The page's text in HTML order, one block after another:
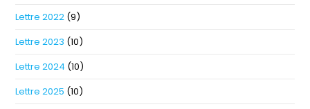
Lettre 2022 (9)
Lettre 2023 (10)
Lettre 2024 (10)
Lettre 2025 (10)